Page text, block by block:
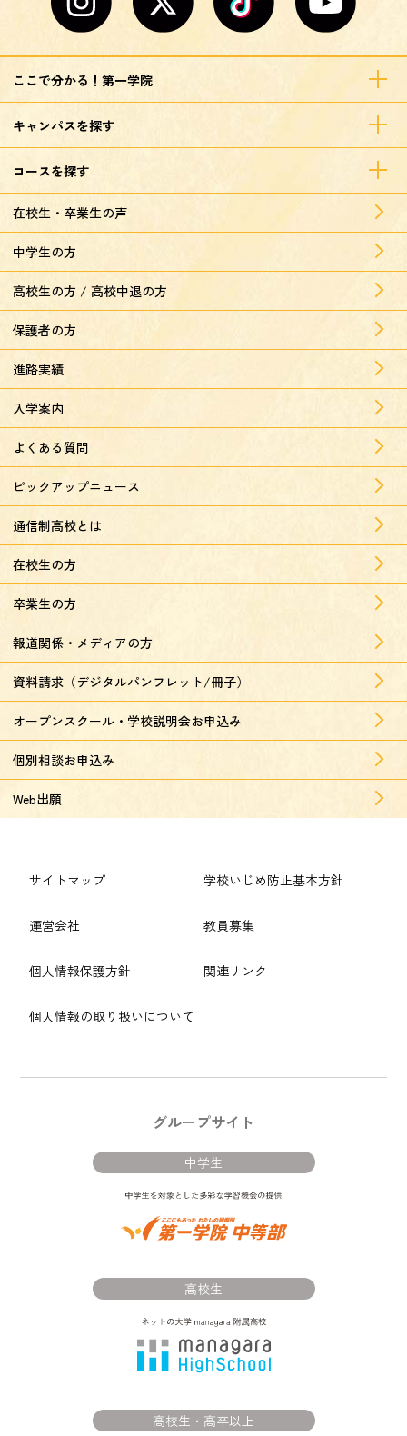
ここで分かる！第一学院
キャンパスを探す
コースを探す
在校生・卒業生の声
中学生の方
高校生の方 / 高校中退の方
保護者の方
進路実績
入学案内
よくある質問
ピックアップニュース
通信制高校とは
在校生の方
卒業生の方
報道関係・メディアの方
資料請求（デジタルパンフレット/冊子）
オープンスクール・学校説明会お申込み
個別相談お申込み
Web出願
サイトマップ
運営会社
個人情報保護方針
個人情報の取り扱いについて
学校いじめ防止基本方針
教員募集
関連リンク
グループサイト
中学生
高校生
高校生・高卒以上